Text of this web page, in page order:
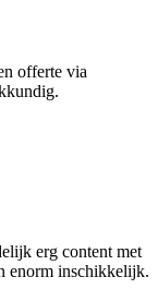
offerte via
erg content met
enorm inschikkelijk.